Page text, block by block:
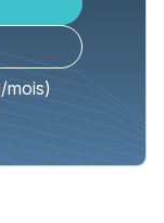
mois)